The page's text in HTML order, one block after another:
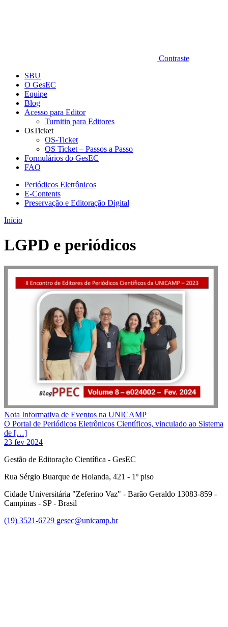
Contraste
SBU
O GesEC
Equipe
Blog
Acesso para Editor
Turnitin para Editores
OsTicket
OS-Ticket
OS Ticket – Passos a Passo
Formulários do GesEC
FAQ
Periódicos Eletrônicos
E-Contents
Preservação e Editoração Digital
Início
LGPD e periódicos
Nota Informativa de Eventos na UNICAMP
O Portal de Periódicos Eletrônicos Científicos, vinculado ao Sistema
de […]
23 fev 2024
Gestão de Editoração Científica - GesEC
Rua Sérgio Buarque de Holanda, 421 - 1º piso
Cidade Universitária "Zeferino Vaz" - Barão Geraldo 13083-859 -
Campinas - SP - Brasil
(19) 3521-6729 gesec@unicamp.br